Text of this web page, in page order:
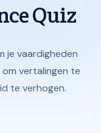
Quiz
je vaardigheden
vertalingen te
te verhogen.